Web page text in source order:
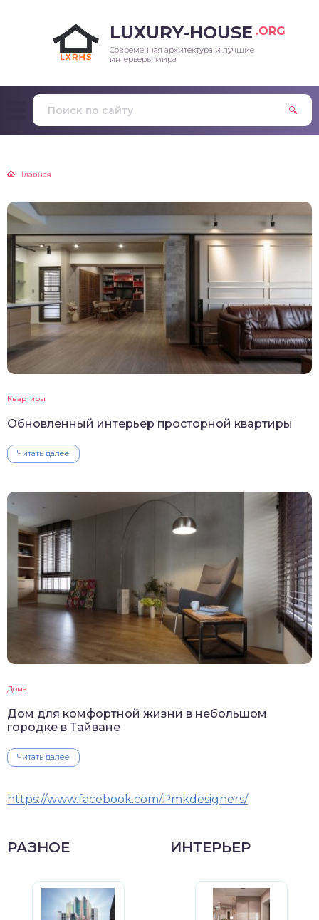
LUXURY-HOUSE .ORG
Современная архитектура и лучшие
интерьеры мира
Главная
Квартиры
Обновленный интерьер просторной квартиры
Читать далее
Дома
Дом для комфортной жизни в небольшом
городке в Тайване
Читать далее
https://www.facebook.com/Pmkdesigners/
РАЗНОЕ ИНТЕРЬЕР